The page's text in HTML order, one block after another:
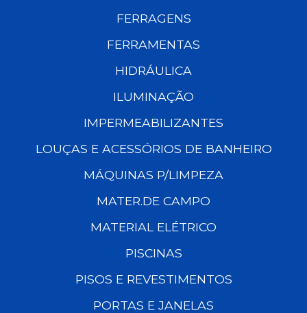
FERRAGENS
FERRAMENTAS
HIDRÁULICA
ILUMINAÇÃO
IMPERMEABILIZANTES
LOUÇAS E ACESSÓRIOS DE BANHEIRO
MÁQUINAS P/LIMPEZA
MATER.DE CAMPO
MATERIAL ELÉTRICO
PISCINAS
PISOS E REVESTIMENTOS
PORTAS E JANELAS